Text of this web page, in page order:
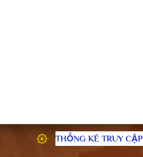
THỐNG KÊ TRUY CẬP